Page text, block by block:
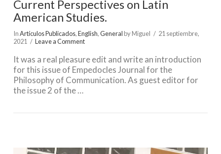
Current Perspectives on Latin
American Studies.
InArtículos Publicados,English,General by Miguel
21 septiembre,
2021
Leave a Comment
It was a real pleasure edit and write an introduction
for this issue of Empedocles Journal for the
Philosophy of Communication. As guest editor for
the issue 2 of the …